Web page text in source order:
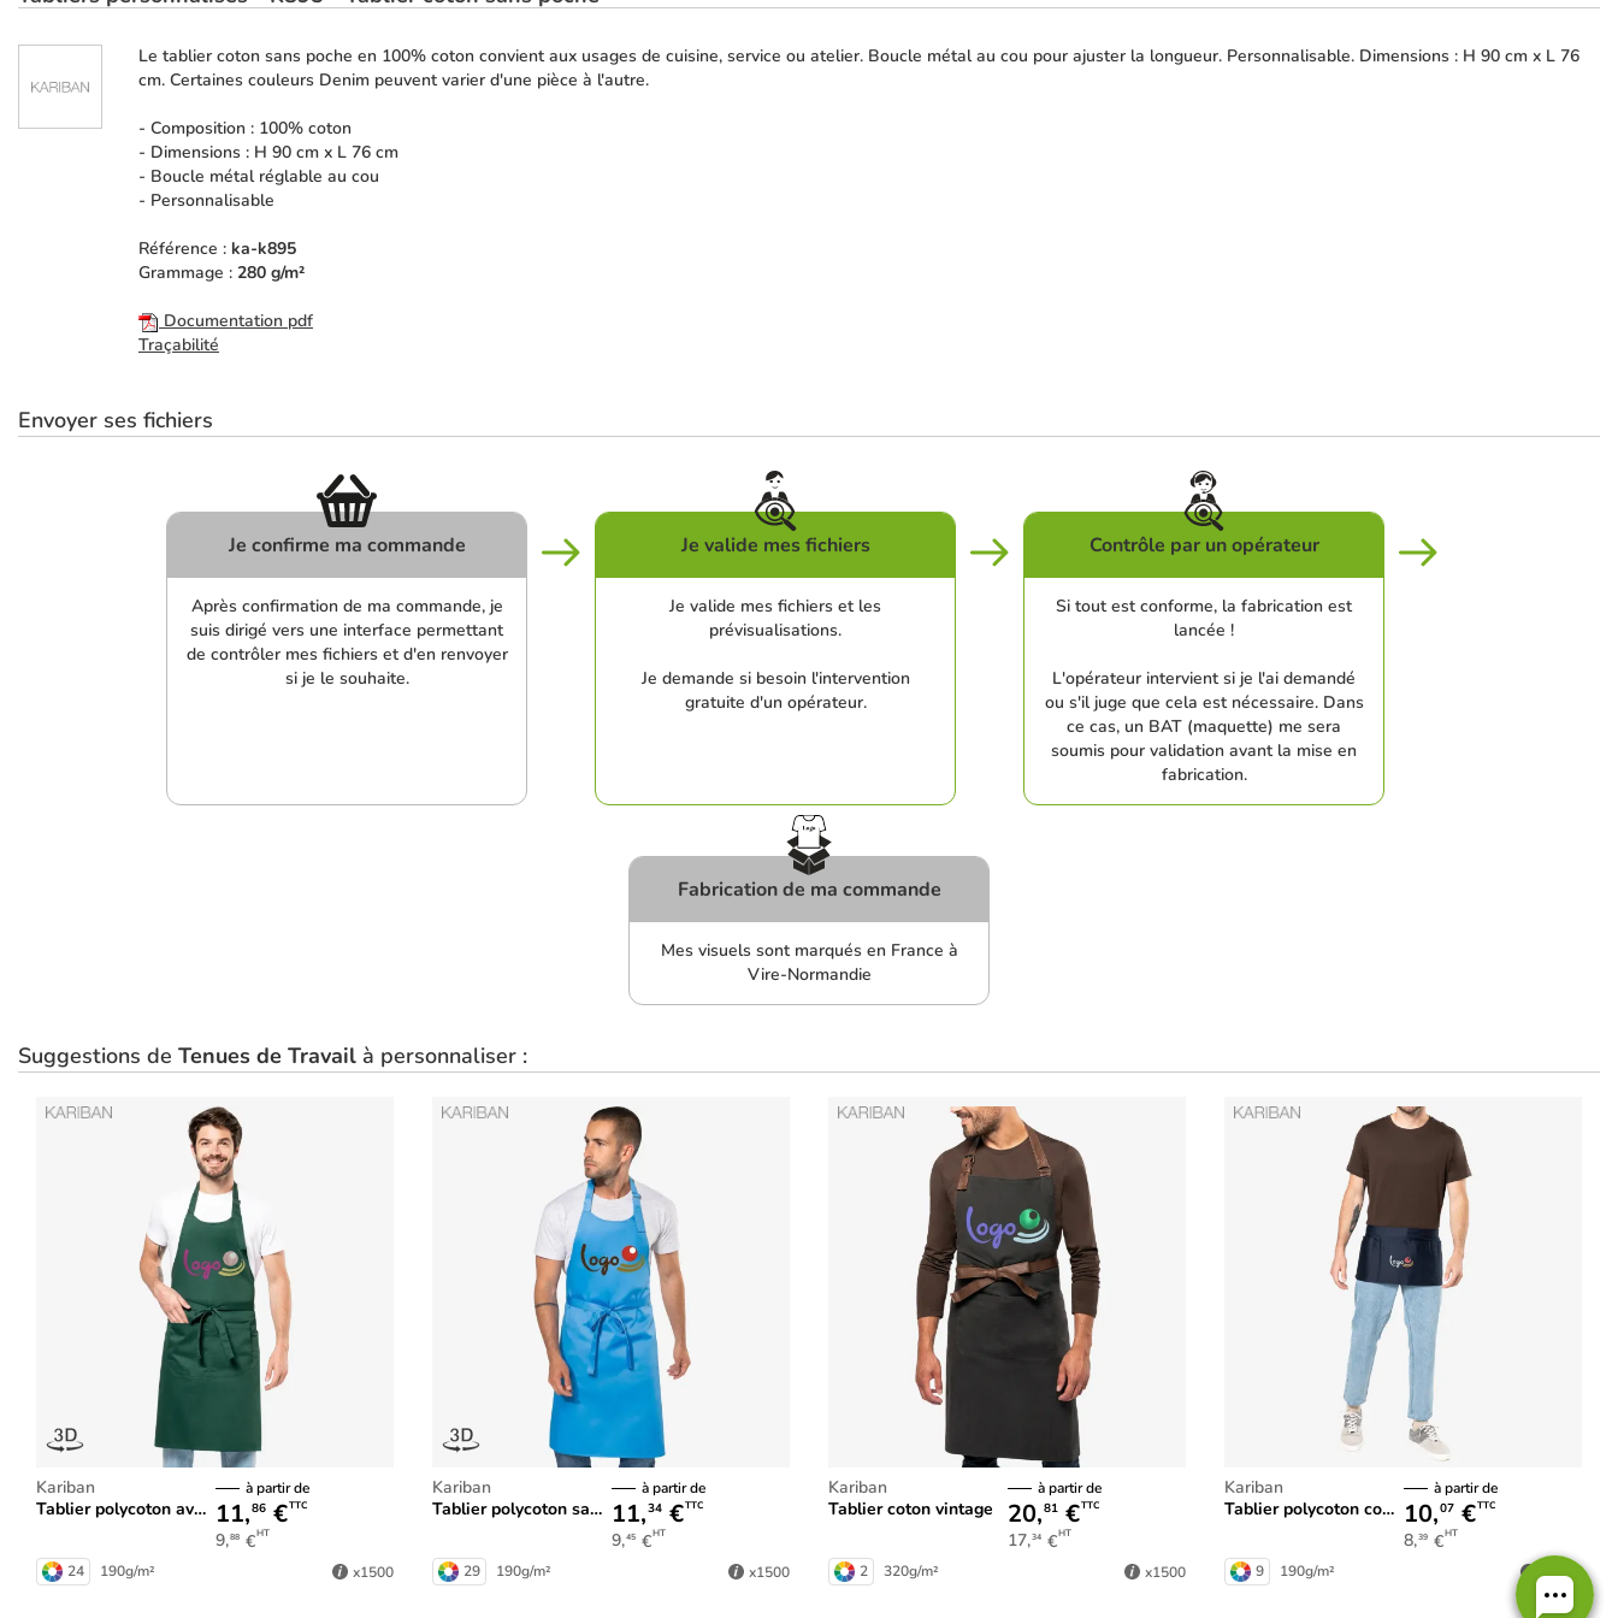
Le tablier coton sans poche en 100% coton convient aux usages de cuisine, service ou atelier. Boucle métal au cou pour ajuster la longueur. Personnalisable. Dimensions : H 90 cm x L 76
cm. Certaines couleurs Denim peuvent varier d'une pièce à l'autre.
- Composition : 100% coton
- Dimensions : H 90 cm x L 76 cm
- Boucle métal réglable au cou
- Personnalisable
Référence : ka-k895
Grammage : 280 g/m²
Documentation pdf
Traçabilité
Envoyer ses fichiers
Je confirme ma commande
Après confirmation de ma commande, je
suis dirigé vers une interface permettant
de contrôler mes fichiers et d'en renvoyer
si je le souhaite.
Je valide mes fichiers
Je valide mes fichiers et les
prévisualisations.
Je demande si besoin l'intervention
gratuite d'un opérateur.
Contrôle par un opérateur
Si tout est conforme, la fabrication est
lancée !
L'opérateur intervient si je l'ai demandé
ou s'il juge que cela est nécessaire. Dans
ce cas, un BAT (maquette) me sera
soumis pour validation avant la mise en
fabrication.
Fabrication de ma commande
Mes visuels sont marqués en France à
Vire-Normandie
Suggestions de Tenues de Travail à personnaliser :
Kariban
Tablier polycoton avec poche
à partir de
9,88 €HT
11,86 €TTC
24 190g/m² x1500
Kariban
Tablier polycoton sans poche
à partir de
9,45 €HT
11,34 €TTC
29 190g/m² x1500
Kariban
Tablier coton vintage
à partir de
17,34 €HT
20,81 €TTC
2 320g/m² x1500
Kariban
Tablier polycoton court
à partir de
8,39 €HT
10,07 €TTC
9 190g/m² x1500